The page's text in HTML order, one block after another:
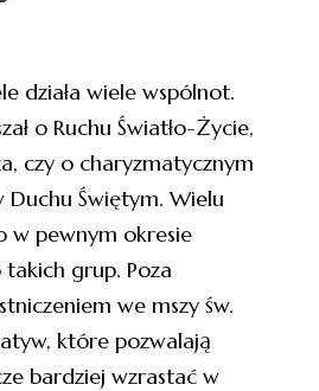
działa wiele wspólnot.
o Ruchu Światło-Życie,
czy o charyzmatycznym
Duchu Świętym. Wielu
w pewnym okresie
grup. Poza
we mszy św.
które pozwalają
bardziej wzrastać w